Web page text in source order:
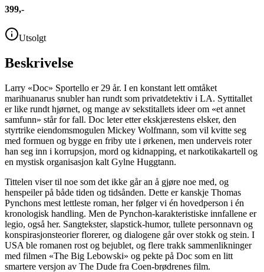
399,-
Utsolgt
Beskrivelse
Larry «Doc» Sportello er 29 år. I en konstant lett omtåket
marihuanarus snubler han rundt som privatdetektiv i LA. Syttitallet
er like rundt hjørnet, og mange av sekstitallets ideer om «et annet
samfunn» står for fall. Doc leter etter ekskjærestens elsker, den
styrtrike eiendomsmogulen Mickey Wolfmann, som vil kvitte seg
med formuen og bygge en friby ute i ørkenen, men underveis roter
han seg inn i korrupsjon, mord og kidnapping, et narkotikakartell og
en mystisk organisasjon kalt Gylne Huggtann.
Tittelen viser til noe som det ikke går an å gjøre noe med, og
henspeiler på både tiden og tidsånden. Dette er kanskje Thomas
Pynchons mest lettleste roman, her følger vi én hovedperson i én
kronologisk handling. Men de Pynchon-karakteristiske innfallene er
legio, også her. Sangtekster, slapstick-humor, tullete personnavn og
konspirasjonsteorier florerer, og dialogene går over stokk og stein. I
USA ble romanen rost og bejublet, og flere trakk sammenlikninger
med filmen «The Big Lebowski» og pekte på Doc som en litt
smartere versjon av The Dude fra Coen-brødrenes film.